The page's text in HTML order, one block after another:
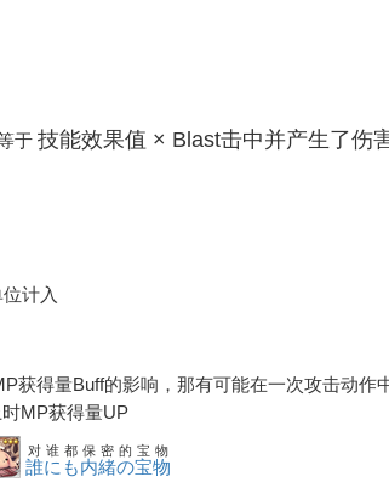
于技能效果值 × Blast击中并产生了伤
计入
获得量Buff的影响，那有可能在一次攻击动作
MP获得量UP
誰にも内緒の宝物
对谁都保密的宝物